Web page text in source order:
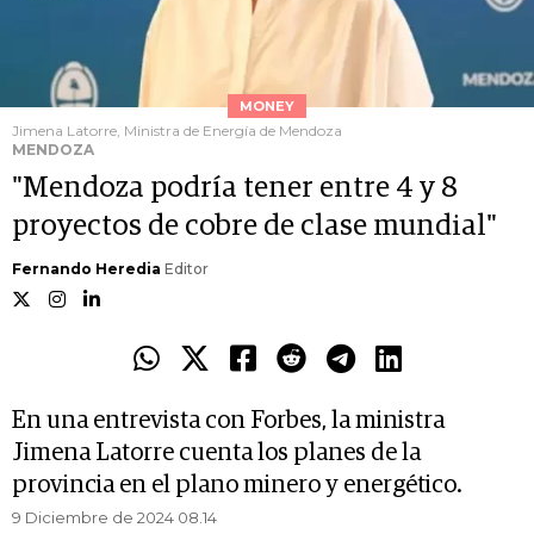
MONEY
Jimena Latorre, Ministra de Energía de Mendoza
MENDOZA
"Mendoza podría tener entre 4 y 8
proyectos de cobre de clase mundial"
Fernando Heredia Editor
En una entrevista con Forbes, la ministra
Jimena Latorre cuenta los planes de la
provincia en el plano minero y energético.
9 Diciembre de 2024 08.14